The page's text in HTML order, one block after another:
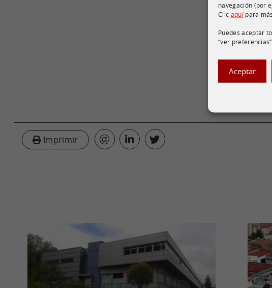
navegación (por
Clic aquípara
Puedes aceptar
“ver preferencias”.
Aceptar
Imprimir